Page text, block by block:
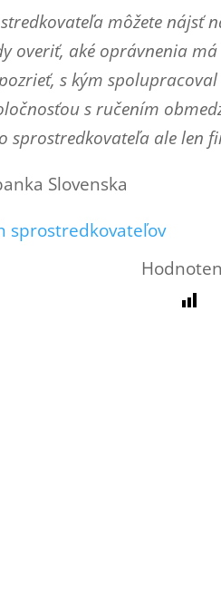
môžete nájsť
overiť, aké oprávnenia
s kým
s ručením
sprostredkovateľa ale len
Slovenska
sprostredkovateľov